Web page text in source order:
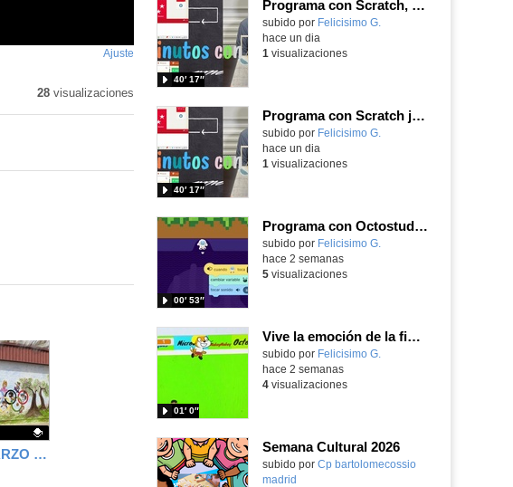
Ajuste
pantalla
28visualizaciones
MURAL GIMNASIO_MARZO 2022.Pereda_Leganés
Programa con Scratch, 8 diferentes juegos para vivir la emoción de los partidos de España en el mundial 2026
Contenido educativo.
subido por Felicisimo G.
40′ 17″
hace un dia
1 visualizaciones
Programa con Scratch juegos con los partidos del mundial 2026 ganados por España
Contenido educativo.
subido por Felicisimo G.
40′ 17″
hace un dia
1 visualizaciones
Programa con Octostudio, un juego moviendo la tablet para ganar con España, el mundial 2026
Contenido educativo.
subido por Felicisimo G.
00′ 53″
hace 2 semanas
5visualizaciones
Vive la emoción de la final del mundial 2026, programando con Scratch un juego de toques.
Contenido educativo.
subido por Felicisimo G.
01′ 0″
hace 2 semanas
4visualizaciones
Semana Cultural 2026
Contenido educativo.
subido por Cp bartolomecossio
madrid